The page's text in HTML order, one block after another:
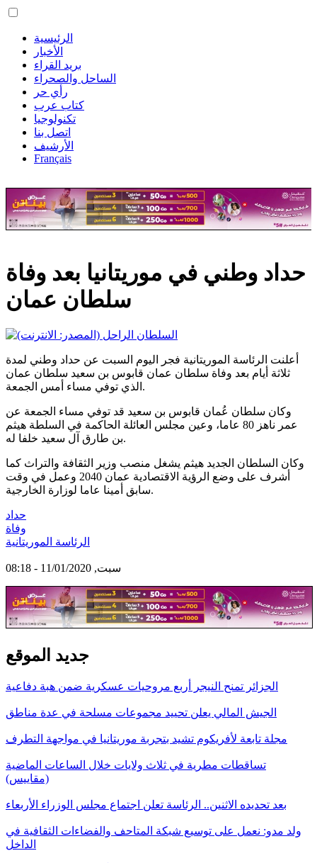
الرئيسية
الأخبار
بريد القراء
الساحل والصحراء
رأي حر
كتاب عرب
تكنولوجيا
اتصل بنا
الأرشيف
Français
حداد وطني في موريتانيا بعد وفاة
سلطان عمان
أعلنت الرئاسة الموريتانية فجر اليوم السبت عن حداد وطني لمدة
ثلاثة أيام بعد وفاة سلطان عمان قابوس بن سعيد سلطان عمان
الذي توفي مساء أمس الجمعة.
وكان سلطان عُمان قابوس بن سعيد قد توفي مساء الجمعة عن
عمر ناهز 80 عاما، وعين مجلس العائلة الحاكمة في السلطة هيثم
بن طارق آل سعيد خلفا له.
وكان السلطان الجديد هيثم يشغل منصب وزير الثقافة والتراث كما
أشرف على وضع الرؤية الاقتصادية عمان 2040 وعمل في وقت
سابق أمينا عاما لوزارة الخارجية.
حداد
وفاة
الرئاسة الموريتانية
سبت, 11/01/2020 - 08:18
جديد الموقع
الجزائر تمنح النيجر أربع مروحيات عسكرية ضمن هبة دفاعية
الجيش المالي يعلن تحييد مجموعات مسلحة في عدة مناطق
مجلة تابعة لأفريكوم تشيد بتجربة موريتانيا في مواجهة التطرف
تساقطات مطرية في ثلاث ولايات خلال الساعات الماضية
(مقاييس)
بعد تحديده الاثنين.. الرئاسة تعلن اجتماع مجلس الوزراء الأربعاء
ولد مدو: نعمل على توسيع شبكة المتاحف والفضاءات الثقافية في
الداخل